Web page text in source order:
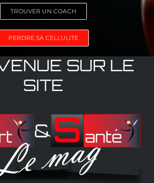
TROUVER UN COACH
PERDRE SA CELLULITE
SUR LE
SITE